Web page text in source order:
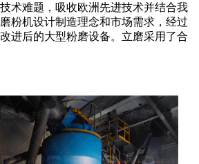
术难题，吸收欧洲先进技术并结合我
粉机设计制造理念和市场需求，经过
进后的大型粉磨设备。立磨采用了合